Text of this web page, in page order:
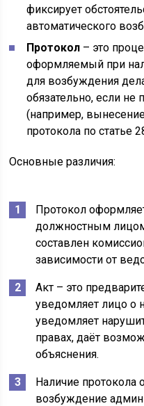
фиксирует
автоматического
Протокол – это
оформляемый при
для возбуждения
обязательно, если не
(например,
протокола по статье
Основные различия:
Протокол
должностным
составлен
зависимости от
Акт – это
уведомляет лицо о
уведомляет
правах, даёт
объяснения.
Наличие протокола
возбуждение